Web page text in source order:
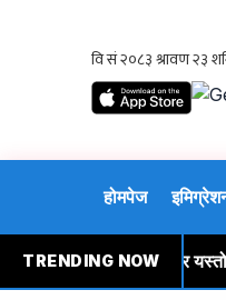
होमपेज
TRENDING NOW
मुद्राको विनिमयदर यस्तो छ